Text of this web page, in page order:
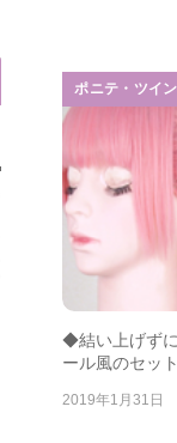
ポニテ・ツイ
◆結い上げず
ール風のセッ
2019年1月31日